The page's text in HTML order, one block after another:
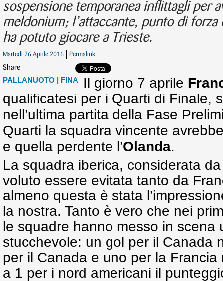
sospensione temporanea inflittagli per
meldonium; l’attaccante, punto di forza
ha potuto giocare a Trieste.
Martedì 26 Aprile 2016 Permalink
Share
PALLANUOTO | FINA Il giorno 7 aprile
qualificatesi per i Quarti di Finale,
nell’ultima partita della Fase
Quarti la squadra vincente
e quella perdente l’Olanda.
La squadra iberica, considerata
voluto essere evitata tanto da
almeno questa è stata
la nostra. Tanto è vero che nei
le squadre hanno messo in scena
stucchevole: un gol per il Canada
per il Canada e uno per la
a 1 per i nord americani il